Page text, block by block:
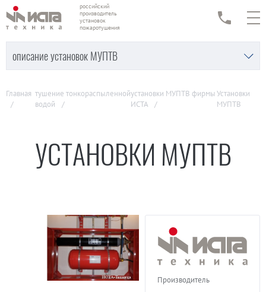
российский
производитель
установок
пожаротушения
описание установок МУПТВ
Главная тушение тонкораспыленной
водой
установки МУПТВ фирмы
ИСТА
Установки
МУПТВ
УСТАНОВКИ МУПТВ
Производитель